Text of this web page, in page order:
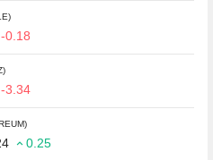
-0.18
-3.34
0.25